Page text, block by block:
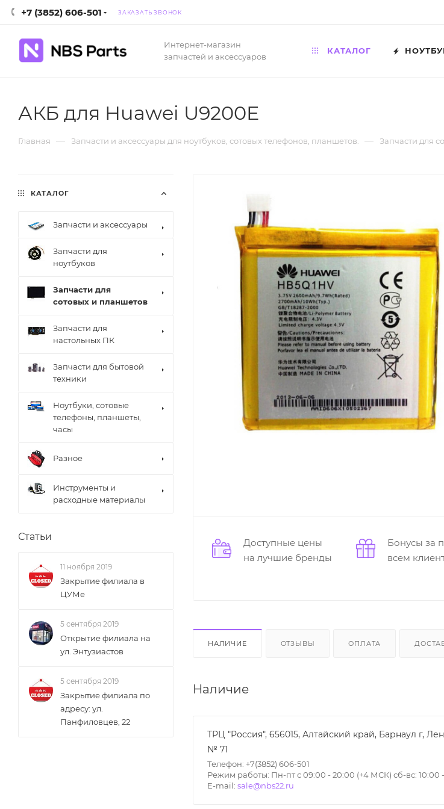
+7 (3852) 606-501 ЗАКАЗАТЬ ЗВОНОК
Интернет-магазин
запчастей и аксессуаров
КАТАЛОГ
АКБ для Huawei U9200E
Главная — Запчасти и аксессуары для ноутбуков, сотовых телефонов, планшетов. — Запчасти для
Доступные цены
на лучшие бренды
Бонусы за
всем
НАЛИЧИЕ ОТЗЫВЫ ОПЛАТА
Наличие
ТРЦ "Россия", 656015, Алтайский край, Барнаул г,
№ 71
Телефон: +7(3852) 606-501
Режим работы: Пн-пт с 09:00 - 20:00 (+4 МСК) сб-вс: 10:00
E-mail: sale@nbs22.ru
КАТАЛОГ
Запчасти и аксессуары
Запчасти для
ноутбуков
Запчасти для
сотовых и планшетов
Запчасти для
настольных ПК
Запчасти для бытовой
техники
Ноутбуки, сотовые
телефоны, планшеты,
часы
Разное
Инструменты и
расходные материалы
Статьи
11 ноября 2019
Закрытие филиала в
ЦУМе
5 сентября 2019
Открытие филиала на
ул. Энтузиастов
5 сентября 2019
Закрытие филиала по
адресу: ул.
Панфиловцев, 22